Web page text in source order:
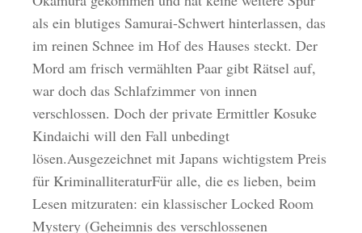
als ein blutiges Samurai-Schwert hinterlassen, das
im reinen Schnee im Hof des Hauses steckt. Der
Mord am frisch vermählten Paar gibt Rätsel auf,
war doch das Schlafzimmer von innen
verschlossen. Doch der private Ermittler Kosuke
Kindaichi will den Fall unbedingt
lösen.Ausgezeichnet mit Japans wichtigstem Preis
für KriminalliteraturFür alle, die es lieben, beim
Lesen mitzuraten: ein klassischer Locked Room
Mystery (Geheimnis des verschlossenen